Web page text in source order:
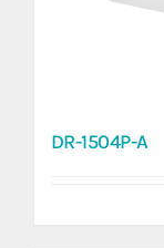
DR-1504P-A